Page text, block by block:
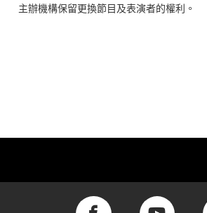
主辦機構保留更換節目及表演者的權利。